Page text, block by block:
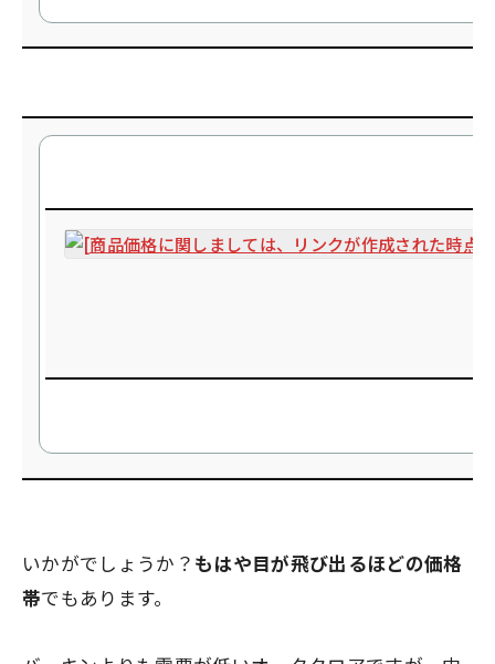
いかがでしょうか？ もはや目が飛び出るほどの価格
帯でもあります。